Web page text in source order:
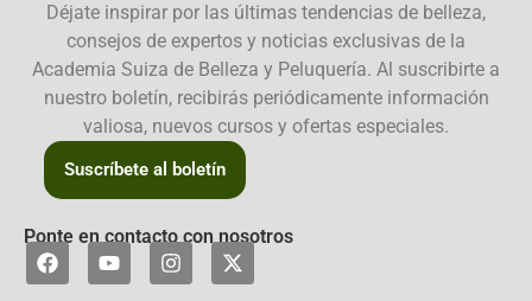
Déjate inspirar por las últimas tendencias de belleza,
consejos de expertos y noticias exclusivas de la
Academia Suiza de Belleza y Peluquería. Al suscribirte a
nuestro boletín, recibirás periódicamente información
valiosa, nuevos cursos y ofertas especiales.
Suscríbete al boletín
Ponte en contacto con nosotros
F
a
Y
o
I
n
X
-